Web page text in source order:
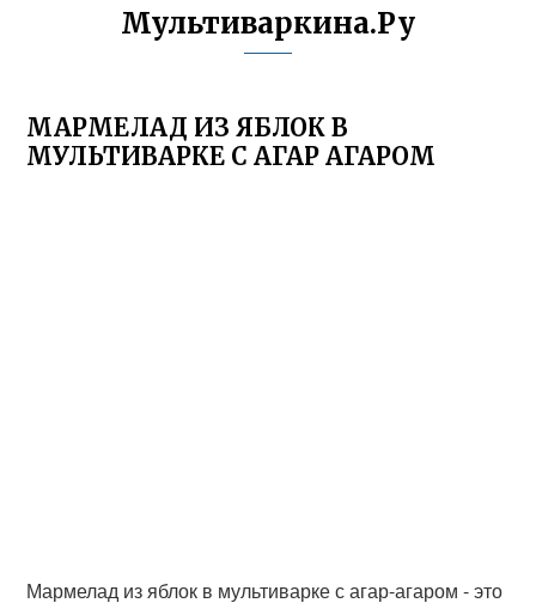
Мультиваркина.Ру
МАРМЕЛАД ИЗ ЯБЛОК В
МУЛЬТИВАРКЕ С АГАР АГАРОМ
Мармелад из яблок в мультиварке с агар-агаром - это